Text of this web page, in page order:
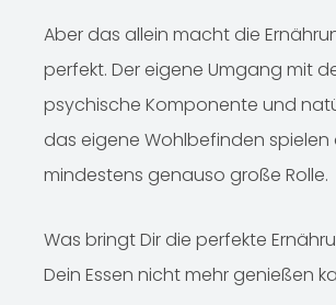
Aber das allein macht die
perfekt. Der eigene Umgang mit
psychische Komponente und
das eigene Wohlbefinden spielen
mindestens genauso große Rolle.
Was bringt Dir die perfekte
Dein Essen nicht mehr genießen